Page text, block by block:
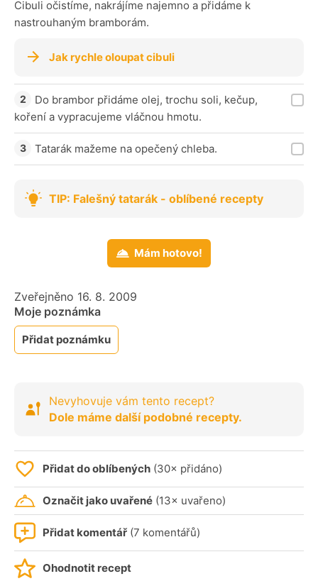
Cibuli očistíme, nakrájíme najemno a přidáme k
nastrouhaným bramborám.
Jak rychle oloupat cibuli
Do brambor přidáme olej, trochu soli, kečup,
koření a vypracujeme vláčnou hmotu.
Tatarák mažeme na opečený chleba.
TIP: Falešný tatarák - oblíbené recepty
Mám hotovo!
Zveřejněno 16. 8. 2009
Moje poznámka
Přidat poznámku
Nevyhovuje vám tento recept?
Dole máme další podobné recepty.
Přidat do oblíbených (30× přidáno)
Označit jako uvařené (13× uvařeno)
Přidat komentář (7 komentářů)
Ohodnotit recept